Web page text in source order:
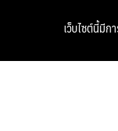
เว็บไซต์นี้มีก